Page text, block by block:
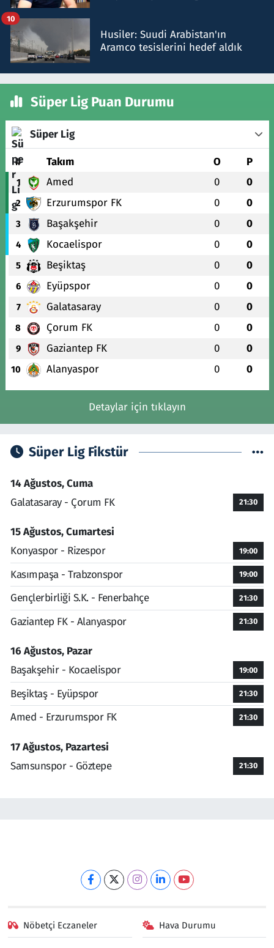
Husiler: Suudi Arabistan'ın
Aramco tesislerini hedef aldık
10
Süper Lig Puan Durumu
Süper Lig
# Takım O P
1 Amed 0 0
2 Erzurumspor FK 0 0
3 Başakşehir 0 0
4 Kocaelispor 0 0
5 Beşiktaş 0 0
6 Eyüpspor 0 0
7 Galatasaray 0 0
8 Çorum FK 0 0
9 Gaziantep FK 0 0
10 Alanyaspor 0 0
Detaylar için tıklayın
Süper Lig Fikstür
14 Ağustos, Cuma
Galatasaray - Çorum FK
21:30
15 Ağustos, Cumartesi
Konyaspor - Rizespor
19:00
Kasımpaşa - Trabzonspor 19:00
Gençlerbirliği S.K. - Fenerbahçe 21:30
Gaziantep FK - Alanyaspor 21:30
16 Ağustos, Pazar
Başakşehir - Kocaelispor
19:00
Beşiktaş - Eyüpspor 21:30
Amed - Erzurumspor FK 21:30
17 Ağustos, Pazartesi
Samsunspor - Göztepe
21:30
Nöbetçi Eczaneler Hava Durumu